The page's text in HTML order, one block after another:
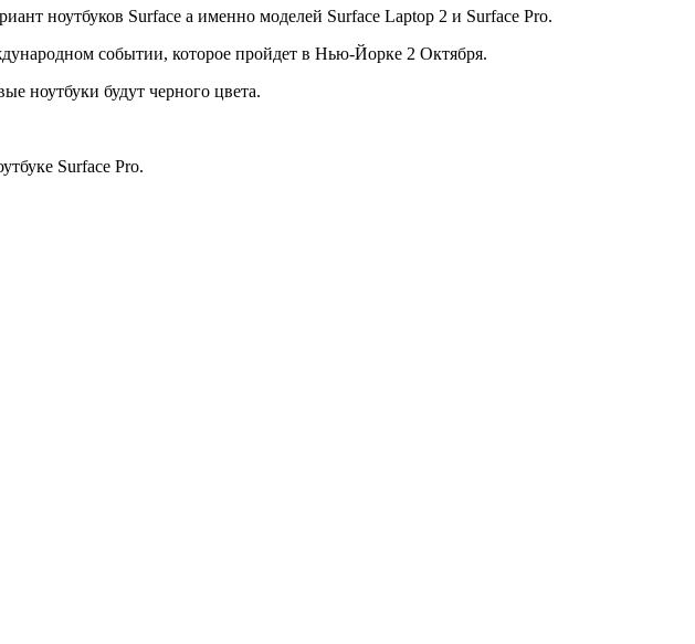
ноутбуков Surface а именно моделей Surface Laptop 2 и Surface Pro.
событии, которое пройдет в Нью-Йорке 2 Октября.
ноутбуки будут черного цвета.
Surface Pro.